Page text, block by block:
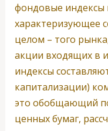
фондовые индексы
характеризующее
целом – того
акции входящих в
индексы
капитализации)
это обобщающий
ценных бумаг,